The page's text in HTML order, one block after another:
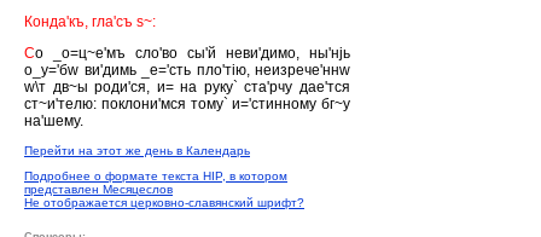
Конда'къ, гла'съ s~:
Со _о=ц~е'мъ сло'во сы'й неви'димо, ны'нjь
о_у='бw ви'димь _е='сть пло'тiю, неизрече'ннw
w\т дв~ы роди'ся, и= на руку` ста'рчу дае'тся
ст~и'телю: поклони'мся тому` и='стинному бг~у
на'шему.
Перейти на этот же день в Календарь
Подробнее о формате текста HIP, в котором
представлен Месяцеслов
Не отображается церковно-славянский шрифт?